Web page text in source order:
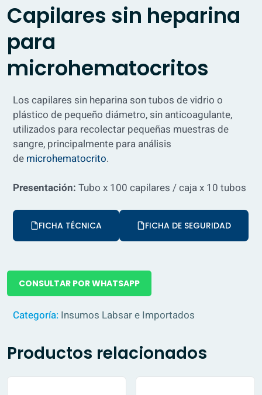
Capilares sin heparina
para
microhematocritos
Los capilares sin heparina son tubos de vidrio o
plástico de pequeño diámetro, sin anticoagulante,
utilizados para recolectar pequeñas muestras de
sangre, principalmente para análisis
de microhematocrito.
Presentación: Tubo x 100 capilares / caja x 10 tubos
FICHA TÉCNICA FICHA DE SEGURIDAD
CONSULTAR POR WHATSAPP
Categoría: Insumos Labsar e Importados
Productos relacionados